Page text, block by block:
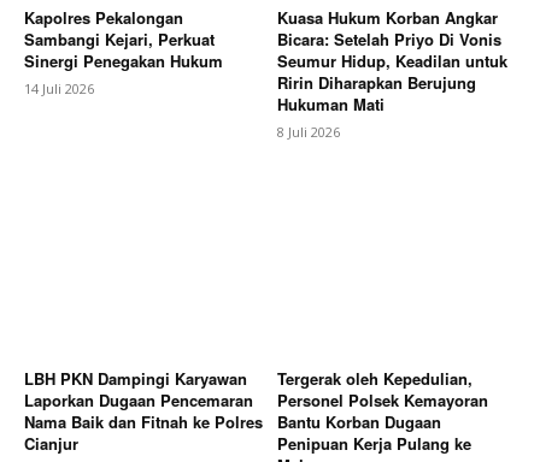
Kapolres Pekalongan
Sambangi Kejari, Perkuat
Sinergi Penegakan Hukum
14 Juli 2026
Kuasa Hukum Korban Angkar
Bicara: Setelah Priyo Di Vonis
Seumur Hidup, Keadilan untuk
Ririn Diharapkan Berujung
Hukuman Mati
8 Juli 2026
LBH PKN Dampingi Karyawan
Laporkan Dugaan Pencemaran
Nama Baik dan Fitnah ke Polres
Cianjur
Tergerak oleh Kepedulian,
Personel Polsek Kemayoran
Bantu Korban Dugaan
Penipuan Kerja Pulang ke